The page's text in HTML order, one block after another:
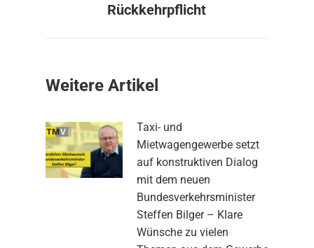
Rückkehrpflicht
Weitere Artikel
Taxi- und
Mietwagengewerbe setzt
auf konstruktiven Dialog
mit dem neuen
Bundesverkehrsminister
Steffen Bilger – Klare
Wünsche zu vielen